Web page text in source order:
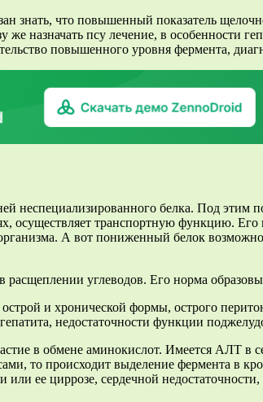
знать, что повышенный показатель
же назначать псу лечение, в особенности
повышенного уровня фермента,
неспециализированного белка. Под
осуществляет транспортную функцию.
А вот пониженный белок
углеводов. Его норма
и хронической формы, острого
недостаточности функции
в обмене аминокислот. Имеется АЛТ в
то происходит выделение фермента в
ее циррозе, сердечной